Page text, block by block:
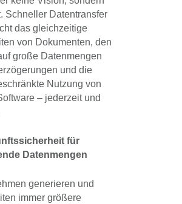
Schneller Datentransfer
das gleichzeitige
von Dokumenten, den
große Datenmengen
und die
Nutzung von
– jederzeit und
für
Datenmengen
generieren und
immer größere